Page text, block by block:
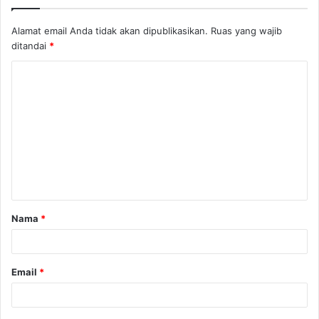
Alamat email Anda tidak akan dipublikasikan. Ruas yang wajib
ditandai *
a
r
Nama *
Email *